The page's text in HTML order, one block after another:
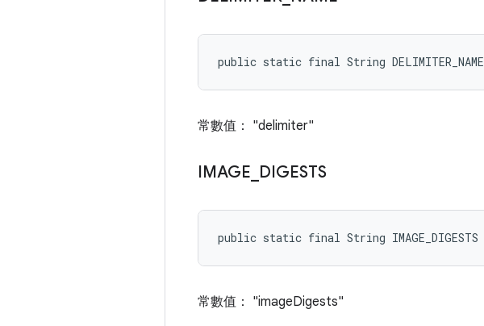
public static final String DELIMITER_NAME
常數值： "delimiter"
IMAGE DIGESTS
public static final String IMAGE_DIGESTS
常數值： "imageDigests"